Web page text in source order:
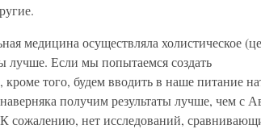
медицина осуществляла холистическое
лучше. Если мы попытаемся создать
того, будем вводить в наше питание
получим результаты лучше, чем с
сожалению, нет исследований,